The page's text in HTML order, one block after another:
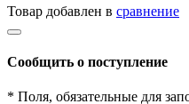
Товар добавлен в сравнение
Сообщить о поступление
* Поля, обязательные для